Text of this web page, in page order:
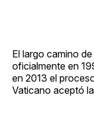
El largo camino
oficialmente en
en 2013 el
Vaticano aceptó